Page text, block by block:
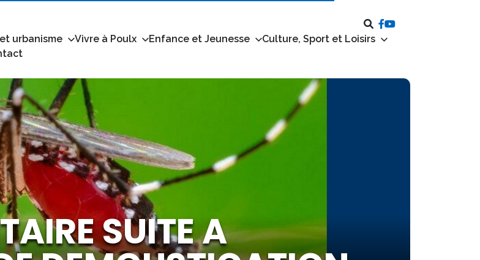
urbanisme Vivre à Poulx Enfance et Jeunesse
Culture, Sport et Loisirs
SUITE A